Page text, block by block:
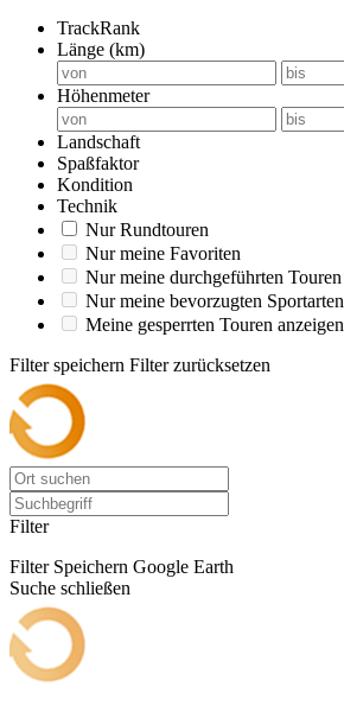
TrackRank
Länge (km)
Höhenmeter
Landschaft
Spaßfaktor
Kondition
Technik
Nur Rundtouren
Nur meine Favoriten
Nur meine durchgeführten Touren
Nur meine bevorzugten Sportarten
Meine gesperrten Touren anzeigen
Filter speichern Filter zurücksetzen
Filter
Filter Speichern Google Earth
Suche schließen